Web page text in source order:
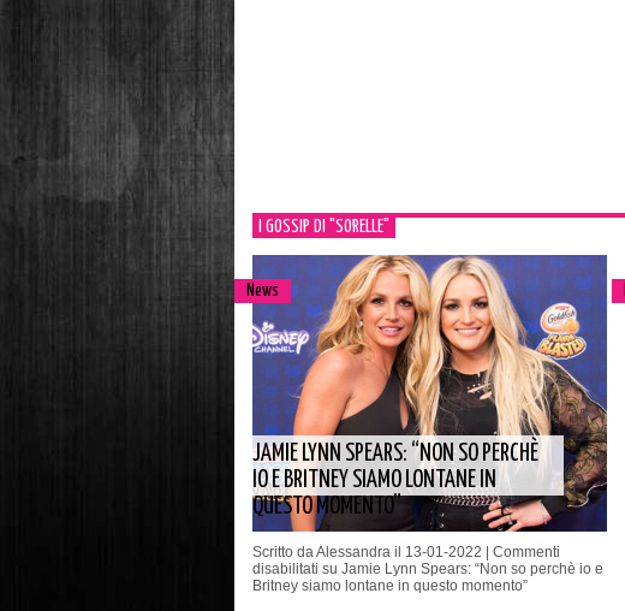
I GOSSIP DI "SORELLE"
News
JAMIE LYNN SPEARS: “NON SO PERCHÈ
IO E BRITNEY SIAMO LONTANE IN
QUESTO MOMENTO”
Scritto da Alessandra il 13-01-2022 | Commenti
disabilitati su Jamie Lynn Spears: “Non so perchè io e
Britney siamo lontane in questo momento”